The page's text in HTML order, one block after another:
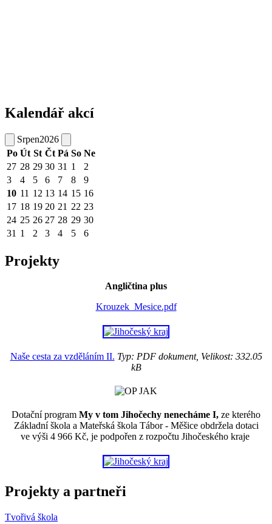
Kalendář akcí
Srpen2026
Po Út St Čt Pá So Ne
27 28 29 30 31 1
2
3
4 5 6 7 8
9
10 11 12 13 14 15 16
17 18 19 20 21 22 23
24 25 26 27 28 29 30
31 1 2 3 4 5 6
Projekty
Angličtina plus
Krouzek_Mesice.pdf
Naše cesta za vzděláním II. Typ: PDF dokument, Velikost: 332.05
kB
Dotační program My v tom Jihočechy nenecháme I, ze kterého
Základní škola a Mateřská škola Tábor - Měšice obdržela dotaci
ve výši 4 966 Kč, je podpořen z rozpočtu Jihočeského kraje
Projekty a partneři
Tvořivá škola